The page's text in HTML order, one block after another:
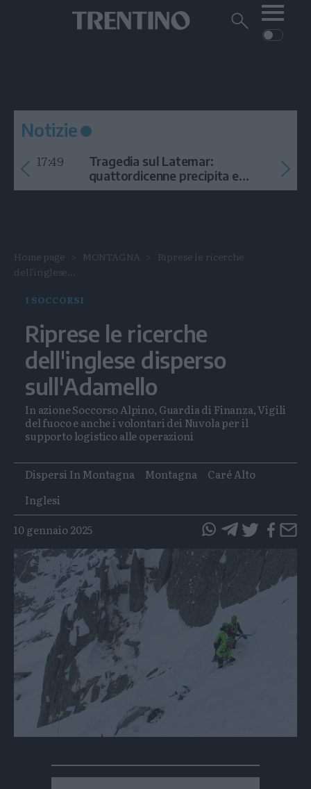
Cerca
CRONACA
GARDA
CULTURA
VIDEO
Notizie
17:49
Tragedia sul Latemar:
quattordicenne precipita e
muore
Home page MONTAGNA
Riprese le ricerche
dell'inglese...
I SOCCORSI
Riprese le ricerche
dell'inglese disperso
sull'Adamello
In azione Soccorso Alpino, Guardia di Finanza, Vigili
del fuoco e anche i volontari dei Nuvola per il
supporto logistico alle operazioni
Tags
Dispersi In Montagna Montagna
Caré Alto
Inglesi
10 gennaio 2025
questo
articolo
Whatsapp
questo
articolo
Telegram